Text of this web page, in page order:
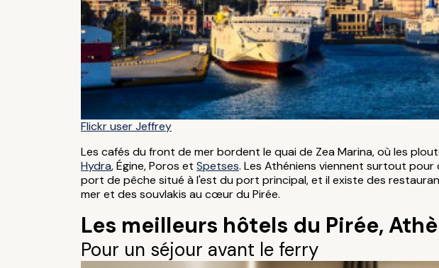
Flickr user Jeffrey
Les cafés du front de mer bordent le quai de Zea Marina, où les
Hydra, Égine, Poros et Spetses. Les Athéniens viennent surtout
port de pêche situé à l'est du port principal, et il existe des
mer et des souvlakis au cœur du Pirée.
Les meilleurs hôtels du Pirée,
Pour un séjour avant le ferry